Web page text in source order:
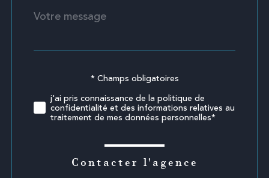
Fieldset
défaut
Message
*
Validation* Champs obligatoires
j'ai pris connaissance de la politique de
confidentialité et des informations relatives au
traitement de mes données personnelles*
Contacter l'agence